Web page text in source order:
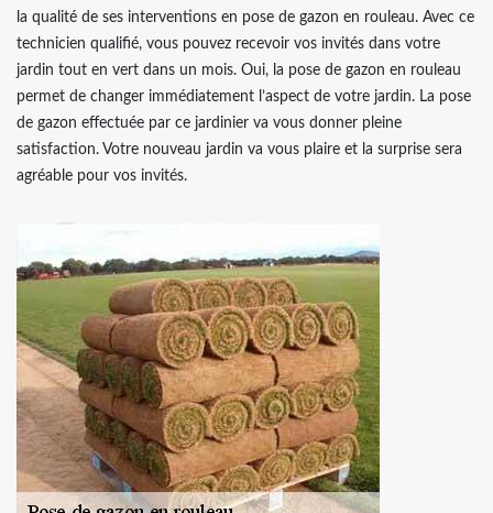
la qualité de ses interventions en pose de gazon en rouleau. Avec ce
technicien qualifié, vous pouvez recevoir vos invités dans votre
jardin tout en vert dans un mois. Oui, la pose de gazon en rouleau
permet de changer immédiatement l’aspect de votre jardin. La pose
de gazon effectuée par ce jardinier va vous donner pleine
satisfaction. Votre nouveau jardin va vous plaire et la surprise sera
agréable pour vos invités.